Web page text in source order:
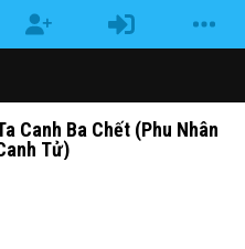
Canh Ba Chết (Phu Nhân
Tử)